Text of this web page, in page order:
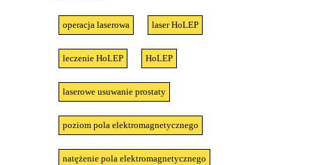
operacja laserowa laser HoLEP
leczenie HoLEP HoLEP
laserowe usuwanie prostaty
poziom pola elektromagnetycznego
natężenie pola elektromagnetycznego